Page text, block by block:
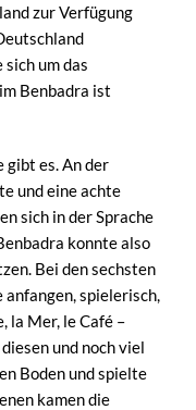
zur Verfügung
sich um das
Benbadra ist
es. An der
und eine achte
sich in der Sprache
konnte also
Bei den sechsten
anfangen, spielerisch,
la Mer, le Café –
und noch viel
Boden und spielte
kamen die